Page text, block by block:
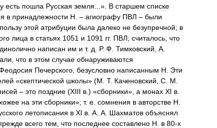
есть пошла Русская земля ...». В старшем списке
в принадлежности Н . – агиографу ПВЛ – были
пользу этой атрибуции была далеко не безупречной; в
лица в статьях 1051 и 1091 гг. ПВЛ; считалось что
написан им и т. д Р. Ф Тимковский А
что в этом случае обнаруживаются
Печерского безусловно написанным Н
Эти
«скептической школы» (М Т. Каченовский С М
– это поздние (XIII в .) «сборники», а монах XI в
на эти сборники»; т. е сомнения в авторстве Н
летописания в XI в А А Шахматов объяснял
всего тем что последнее составлено Н в 80-х